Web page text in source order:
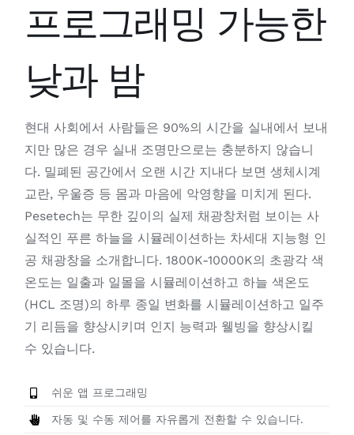
프로그래밍 가능한
낮과 밤
현대 사회에서 사람들은 90%의 시간을 실내에서 보내
지만 많은 경우 실내 조명만으로는 충분하지 않습니
다. 밀폐된 공간에서 오랜 시간 지내다 보면 생체시계
교란, 우울증 등 몸과 마음에 악영향을 미치게 된다.
Pesetech는 무한 깊이의 실제 채광창처럼 보이는 사
실적인 푸른 하늘을 시뮬레이션하는 차세대 지능형 인
공 채광창을 소개합니다. 1800K-10000K의 초광각 색
온도는 일출과 일몰을 시뮬레이션하고 하늘 색온도
(HCL 조명)의 하루 종일 변화를 시뮬레이션하고 일주
기 리듬을 향상시키며 인지 능력과 웰빙을 향상시킬
수 있습니다.
쉬운 앱 프로그래밍
자동 및 수동 제어를 자유롭게 전환할 수 있습니다.